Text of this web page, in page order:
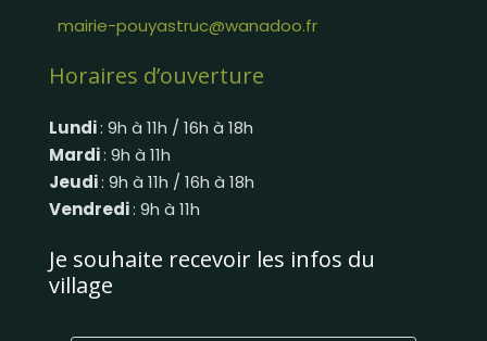
mairie-pouyastruc@wanadoo.fr
Horaires d’ouverture
Lundi: 9h à 11h / 16h à 18h
Mardi: 9h à 11h
Jeudi: 9h à 11h / 16h à 18h
Vendredi: 9h à 11h
Je souhaite recevoir les infos du
village